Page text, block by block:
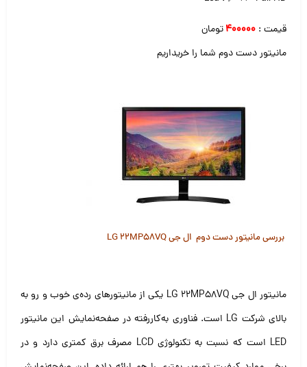
قیمت : ۴۰۰۰۰۰تومان
مانیتور دست دوم شما را خریداریم
بررسی مانیتور دست دوم ال جی LG 22MP58VQ
مانیتور ال جی LG 22MP58VQ یکی از مانیتورهای رده‌ی خوب و رو به
بالای شرکت LG است. فناوری به‌کاررفته در صفحه‌نمایش این مانیتور
LED است که نسبت به تکنولوژی LCD مصرف برق کمتری دارد و در